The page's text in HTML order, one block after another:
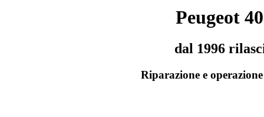
Peugeot
dal 1996
Riparazione e